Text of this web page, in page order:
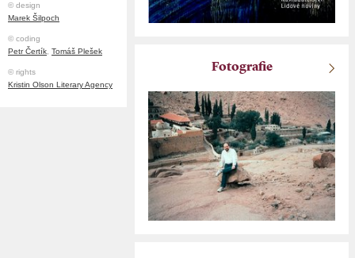
© design
Marek Šilpoch
© coding
Petr Čertík, Tomáš Plešek
© rights
Kristin Olson Literary Agency
Fotografie